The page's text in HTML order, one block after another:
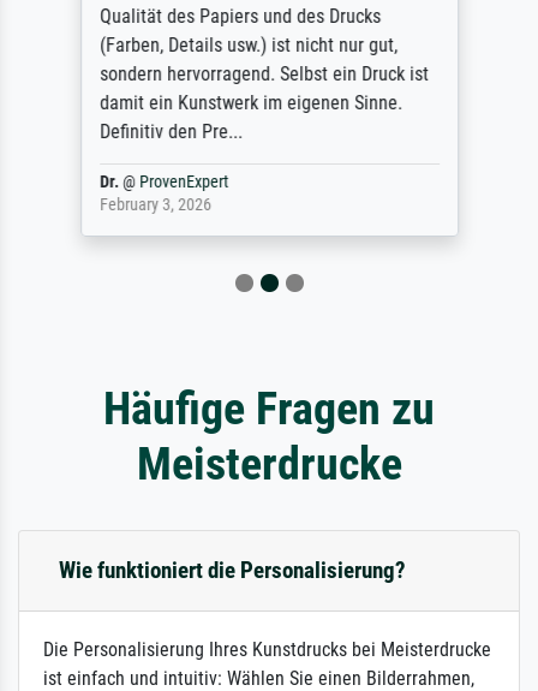
Qualität des Papiers und des Drucks
(Farben, Details usw.) ist nicht nur gut,
sondern hervorragend. Selbst ein Druck ist
damit ein Kunstwerk im eigenen Sinne.
Definitiv den Pre...
Dr.@ ProvenExpert
February 3, 2026
Häufige Fragen zu
Meisterdrucke
Wie funktioniert die Personalisierung?
Die Personalisierung Ihres Kunstdrucks bei Meisterdrucke
ist einfach und intuitiv: Wählen Sie einen Bilderrahmen,